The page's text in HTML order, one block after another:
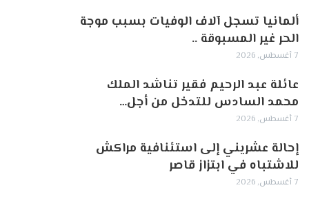
ألمانيا تسجل آلاف الوفيات بسبب موجة
الحر غير المسبوقة ..
7 أغسطس, 2026
عائلة عبد الرحيم فقير تناشد الملك
محمد السادس للتدخل من أجل…
7 أغسطس, 2026
إحالة عشريني إلى استئنافية مراكش
للاشتباه في ابتزاز قاصر
7 أغسطس, 2026